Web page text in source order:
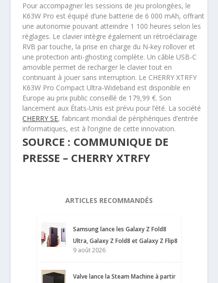
Pour accompagner les sessions de jeu prolongées, le
K63W Pro est équipé d’une batterie de 6 000 mAh, offrant
une autonomie pouvant atteindre 1 100 heures selon les
réglages. Le clavier intègre également un rétroéclairage
RVB par touche, la prise en charge du N-key rollover et
une protection anti-ghosting complète. Un câble USB-C
amovible permet de recharger le clavier tout en
continuant à jouer sans interruption. Le CHERRY XTRFY
K63W Pro Compact Ultra-Wideband est disponible en
Europe au prix public conseillé de 179,99 €. Son
lancement aux États-Unis est prévu pour l’été. La société
CHERRY SE, fabricant mondial de périphériques d’entrée
informatiques, est à l’origine de cette innovation.
SOURCE : COMMUNIQUE DE
PRESSE – CHERRY XTRFY
ARTICLES RECOMMANDÉS
Samsung lance les Galaxy Z Fold8
Ultra, Galaxy Z Fold8 et Galaxy Z Flip8
9 août 2026
Valve lance la Steam Machine à partir